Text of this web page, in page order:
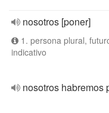
nosotros [poner]
1. persona plural,
indicativo
nosotros habremos